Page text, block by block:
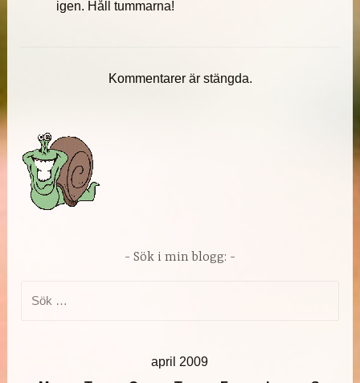
igen. Håll tummarna!
Kommentarer är stängda.
Sök i min blogg:
april 2009